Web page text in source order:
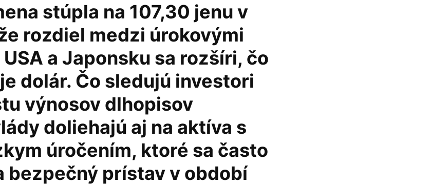
stúpla na 107,30 jenu v
rozdiel medzi úrokovými
a Japonsku sa rozšíri, čo
dolár. Čo sledujú investori
výnosov dlhopisov
doliehajú aj na aktíva s
úročením, ktoré sa často
bezpečný prístav v období